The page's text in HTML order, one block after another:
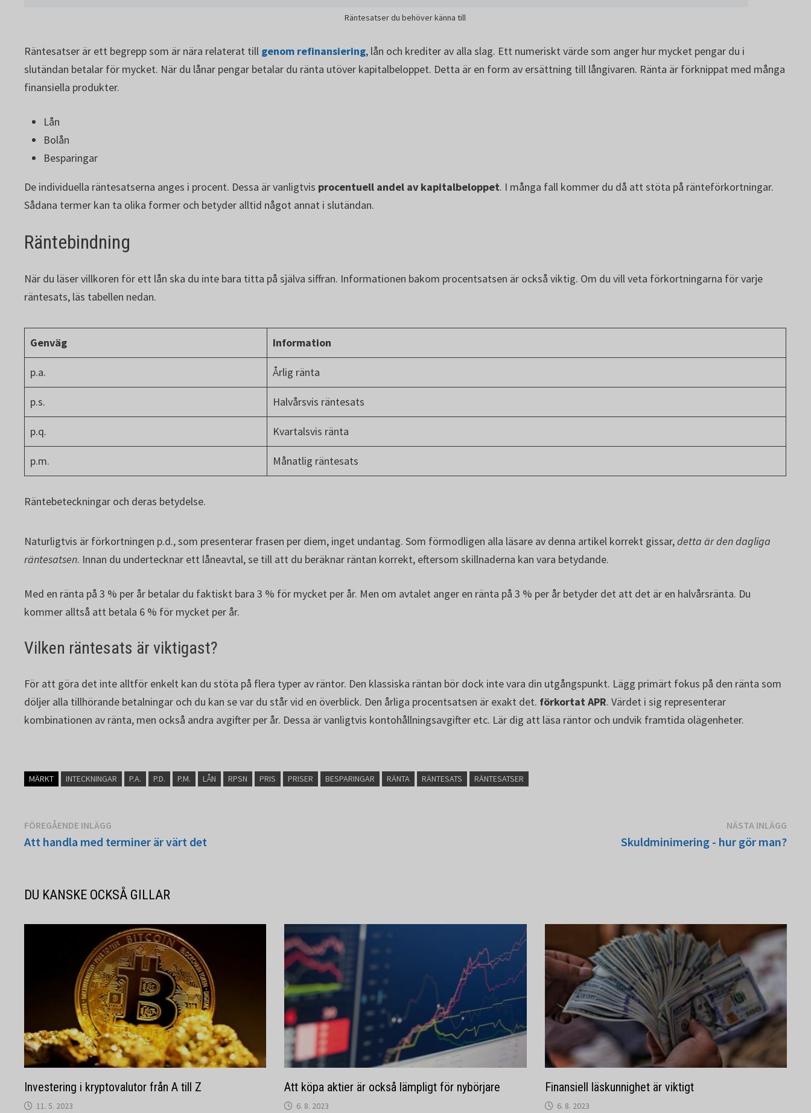
Räntesatser du behöver känna till
Räntesatser är ett begrepp som är nära relaterat till genom refinansiering, lån och krediter av alla slag. Ett numeriskt värde som anger hur mycket pengar du i
slutändan betalar för mycket. När du lånar pengar betalar du ränta utöver kapitalbeloppet. Detta är en form av ersättning till långivaren. Ränta är förknippat med många
finansiella produkter.
Lån
Bolån
Besparingar
De individuella räntesatserna anges i procent. Dessa är vanligtvis procentuell andel av kapitalbeloppet. I många fall kommer du då att stöta på ränteförkortningar.
Sådana termer kan ta olika former och betyder alltid något annat i slutändan.
Räntebindning
När du läser villkoren för ett lån ska du inte bara titta på själva siffran. Informationen bakom procentsatsen är också viktig. Om du vill veta förkortningarna för varje
räntesats, läs tabellen nedan.
Genväg Information
p.a. Årlig ränta
p.s. Halvårsvis räntesats
p.q. Kvartalsvis ränta
p.m. Månatlig räntesats
Räntebeteckningar och deras betydelse.
Naturligtvis är förkortningen p.d., som presenterar frasen per diem, inget undantag. Som förmodligen alla läsare av denna artikel korrekt gissar,detta är den dagliga
räntesatsen. Innan du undertecknar ett låneavtal, se till att du beräknar räntan korrekt, eftersom skillnaderna kan vara betydande.
Med en ränta på 3 % per år betalar du faktiskt bara 3 % för mycket per år. Men om avtalet anger en ränta på 3 % per år betyder det att det är en halvårsränta. Du
kommer alltså att betala 6 % för mycket per år.
Vilken räntesats är viktigast?
För att göra det inte alltför enkelt kan du stöta på flera typer av räntor. Den klassiska räntan bör dock inte vara din utgångspunkt. Lägg primärt fokus på den ränta som
döljer alla tillhörande betalningar och du kan se var du står vid en överblick. Den årliga procentsatsen är exakt det. förkortat APR. Värdet i sig representerar
kombinationen av ränta, men också andra avgifter per år. Dessa är vanligtvis kontohållningsavgifter etc. Lär dig att läsa räntor och undvik framtida olägenheter.
MÄRKT INTECKNINGAR P.A. P.D. P.M. LÅN RPSN PRIS PRISER BESPARINGAR RÄNTA RÄNTESATS RÄNTESATSER
Inläggsnavigering
FÖREGÅENDE INLÄGG
inlägg:
Att handla med terminer är värt det
NÄSTA INLÄGG
Skuldminimering - hur gör man?
DU KANSKE OCKSÅ GILLAR
Investering i kryptovalutor från A till Z
11. 5. 2023
Att köpa aktier är också lämpligt för nybörjare
6. 8. 2023
Finansiell läskunnighet är viktigt
6. 8. 2023